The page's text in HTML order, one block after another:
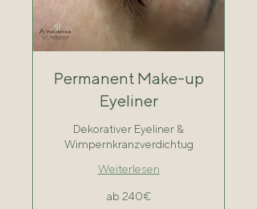
Permanent Make-up
Eyeliner
Dekorativer Eyeliner &
Wimpernkranzverdichtug
Weiterlesen
ab 240€